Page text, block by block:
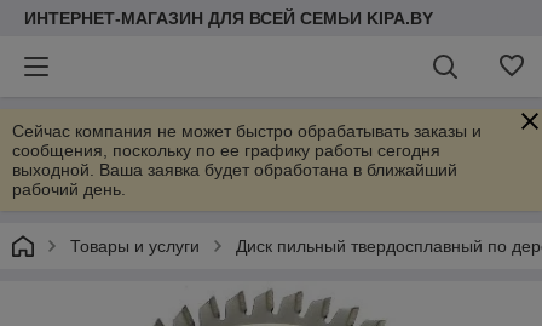
ИНТЕРНЕТ-МАГАЗИН ДЛЯ ВСЕЙ СЕМЬИ KIPA.BY
Сейчас компания не может быстро обрабатывать заказы и
сообщения, поскольку по ее графику работы сегодня
выходной. Ваша заявка будет обработана в ближайший
рабочий день.
Товары и услуги Диск пильный твердосплавный по